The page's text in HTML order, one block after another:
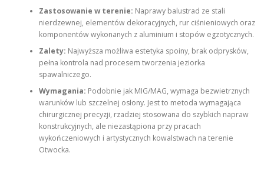
Zastosowanie w terenie: Naprawy balustrad ze stali
nierdzewnej, elementów dekoracyjnych, rur ciśnieniowych oraz
komponentów wykonanych z aluminium i stopów egzotycznych.
Zalety: Najwyższa możliwa estetyka spoiny, brak odprysków,
pełna kontrola nad procesem tworzenia jeziorka
spawalniczego.
Wymagania: Podobnie jak MIG/MAG, wymaga bezwietrznych
warunków lub szczelnej osłony. Jest to metoda wymagająca
chirurgicznej precyzji, rzadziej stosowana do szybkich napraw
konstrukcyjnych, ale niezastąpiona przy pracach
wykończeniowych i artystycznych kowalstwach na terenie
Otwocka.